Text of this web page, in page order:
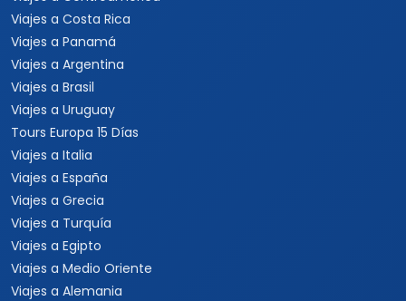
Viajes a Costa Rica
Viajes a Panamá
Viajes a Argentina
Viajes a Brasil
Viajes a Uruguay
Tours Europa 15 Días
Viajes a Italia
Viajes a España
Viajes a Grecia
Viajes a Turquía
Viajes a Egipto
Viajes a Medio Oriente
Viajes a Alemania